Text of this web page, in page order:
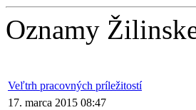
Oznamy
Veľtrh pracovných príležitostí
17. marca 2015 08:47